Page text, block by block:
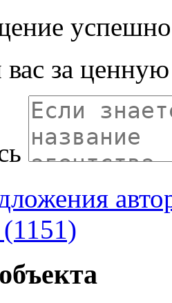
успешно
вас за
(1151)